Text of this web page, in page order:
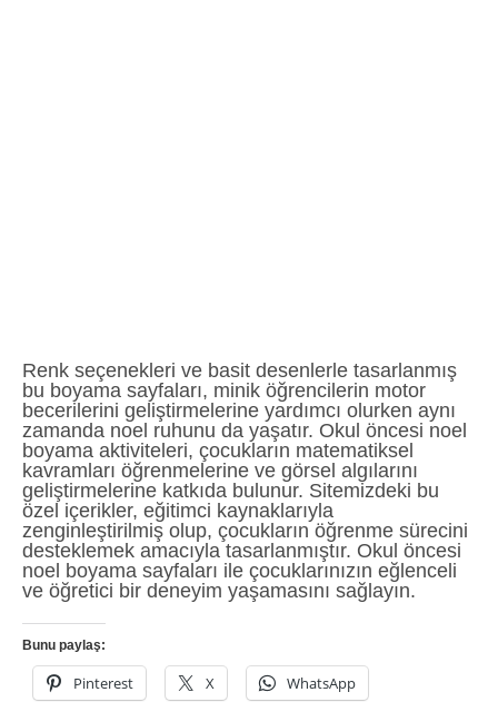
Renk seçenekleri ve basit desenlerle tasarlanmış
bu boyama sayfaları, minik öğrencilerin motor
becerilerini geliştirmelerine yardımcı olurken aynı
zamanda noel ruhunu da yaşatır. Okul öncesi noel
boyama aktiviteleri, çocukların matematiksel
kavramları öğrenmelerine ve görsel algılarını
geliştirmelerine katkıda bulunur. Sitemizdeki bu
özel içerikler, eğitimci kaynaklarıyla
zenginleştirilmiş olup, çocukların öğrenme sürecini
desteklemek amacıyla tasarlanmıştır. Okul öncesi
noel boyama sayfaları ile çocuklarınızın eğlenceli
ve öğretici bir deneyim yaşamasını sağlayın.
Bunu paylaş:
Pinterest X WhatsApp